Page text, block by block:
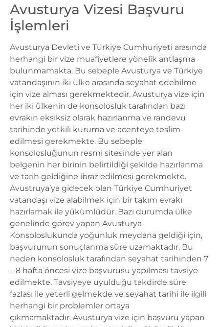
Avusturya Vizesi Başvuru
İşlemleri
Avusturya Devleti ve Türkiye Cumhuriyeti arasında
herhangi bir vize muafiyetlere yönelik antlaşma
bulunmamakta. Bu sebeple Avusturya ve Türkiye
vatandaşının iki ülke arasında seyahat edebilme
için vize alması gerekmektedir. Avusturya vize için
her iki ülkenin de konsolosluk tarafından bazı
evrakın eksiksiz olarak hazırlanma ve randevu
tarihinde yetkili kuruma ve acenteye teslim
edilmesi gerekmekte. Bu sebeple
konsolosluğunun resmi sitesinde yer alan
belgenin her birinin belirtildiği şekilde hazırlanma
ve tarih geldiğine ibraz edilmesi gerekmekte.
Avustruya’ya gidecek olan Türkiye Cumhuriyet
vatandaşı vize alabilmek için bir takım evrakı
hazırlamak ile yükümlüdür. Bazı durumda ülke
genelinde görev yapan Avusturya
Konsoloslukunda yoğunluk meydana geldiği için,
başvurunun sonuçlanma süre uzamaktadır. Bu
neden konsolosluk tarafından seyahat tarihinden 7
– 8 hafta öncesi vize başvurusu yapılması tavsiye
edilmekte. Tavsiyeye uyulduğu takdirde süre
fazlası ile yeterli gelmekde ve seyahat tarihi ile ilgili
herhangi bir problemler ortaya
çıkmamaktadır. Avusturya vize için başvuru yapan